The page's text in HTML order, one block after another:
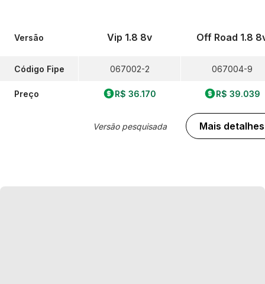
Versão
Código Fipe
Preço
Vip 1.8 8v
067002-2
R$ 36.170
Versão pesquisada
Off Road 1.8
067004-9
R$ 39.039
Mais detalhes